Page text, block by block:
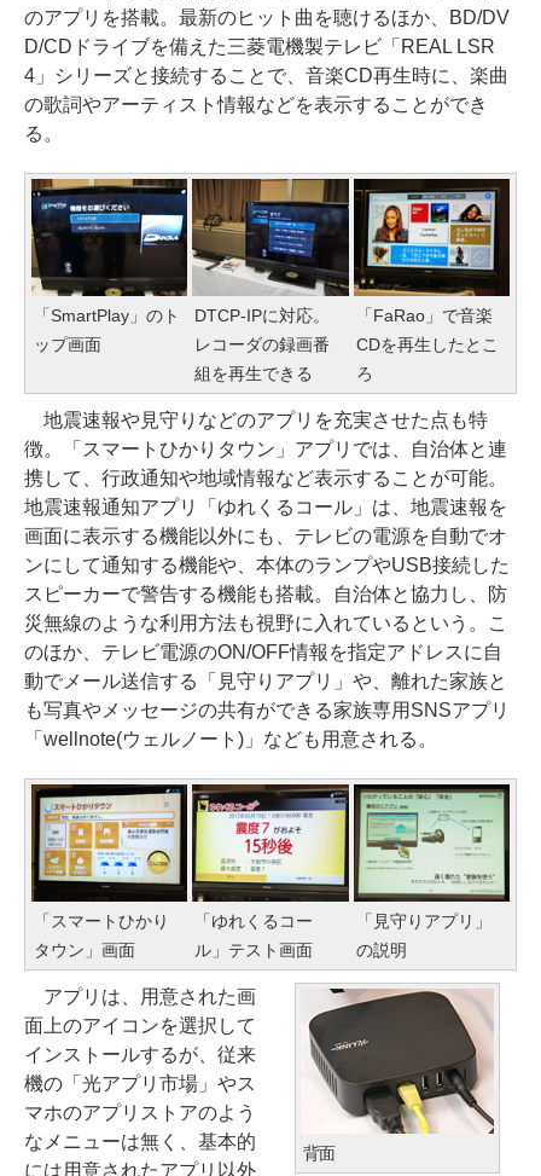
のアプリを搭載。最新のヒット曲を聴けるほか、BD/DV
D/CDドライブを備えた三菱電機製テレビ「REAL LSR
4」シリーズと接続することで、音楽CD再生時に、楽曲
の歌詞やアーティスト情報などを表示することができ
る。
「SmartPlay」のト
ップ画面
DTCP-IPに対応。
レコーダの録画番
組を再生できる
「FaRao」で音楽
CDを再生したとこ
ろ
地震速報や見守りなどのアプリを充実させた点も特
徴。「スマートひかりタウン」アプリでは、自治体と連
携して、行政通知や地域情報など表示することが可能。
地震速報通知アプリ「ゆれくるコール」は、地震速報を
画面に表示する機能以外にも、テレビの電源を自動でオ
ンにして通知する機能や、本体のランプやUSB接続した
スピーカーで警告する機能も搭載。自治体と協力し、防
災無線のような利用方法も視野に入れているという。こ
のほか、テレビ電源のON/OFF情報を指定アドレスに自
動でメール送信する「見守りアプリ」や、離れた家族と
も写真やメッセージの共有ができる家族専用SNSアプリ
「wellnote(ウェルノート)」なども用意される。
「スマートひかり
タウン」画面
「ゆれくるコー
ル」テスト画面
「見守りアプリ」
の説明
背面
アプリは、用意された画
面上のアイコンを選択して
インストールするが、従来
機の「光アプリ市場」やス
マホのアプリストアのよう
なメニューは無く、基本的
には用意されたアプリ以外